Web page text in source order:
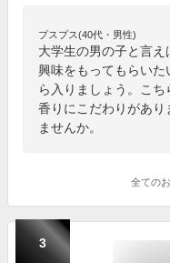
プスプス(40代・男性)
大学生の男の子と言
興味をもってもらい
ら入りましょう。こち
香りにこだわりがあ
ませんか。
全ての
3